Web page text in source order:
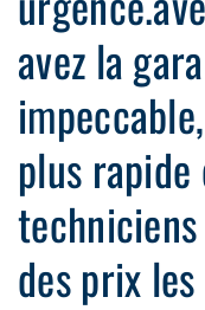
avez la
plus
des prix